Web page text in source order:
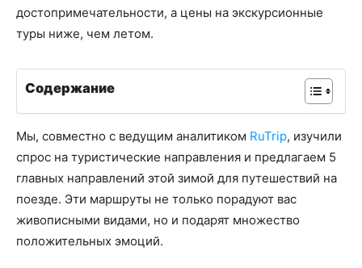
достопримечательности, а цены на экскурсионные
туры ниже, чем летом.
Содержание
Мы, совместно с ведущим аналитиком RuTrip, изучили
спрос на туристические направления и предлагаем 5
главных направлений этой зимой для путешествий на
поезде. Эти маршруты не только порадуют вас
живописными видами, но и подарят множество
положительных эмоций.